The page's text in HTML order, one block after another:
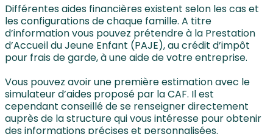
Différentes aides financières existent selon les cas et
les configurations de chaque famille. A titre
d’information vous pouvez prétendre à la Prestation
d’Accueil du Jeune Enfant (PAJE), au crédit d’impôt
pour frais de garde, à une aide de votre entreprise.
Vous pouvez avoir une première estimation avec le
simulateur d’aides proposé par la CAF. Il est
cependant conseillé de se renseigner directement
auprès de la structure qui vous intéresse pour obtenir
des informations précises et personnalisées.